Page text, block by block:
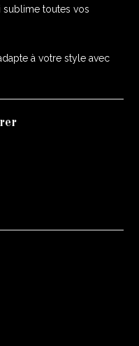
toutes vos
à votre style avec